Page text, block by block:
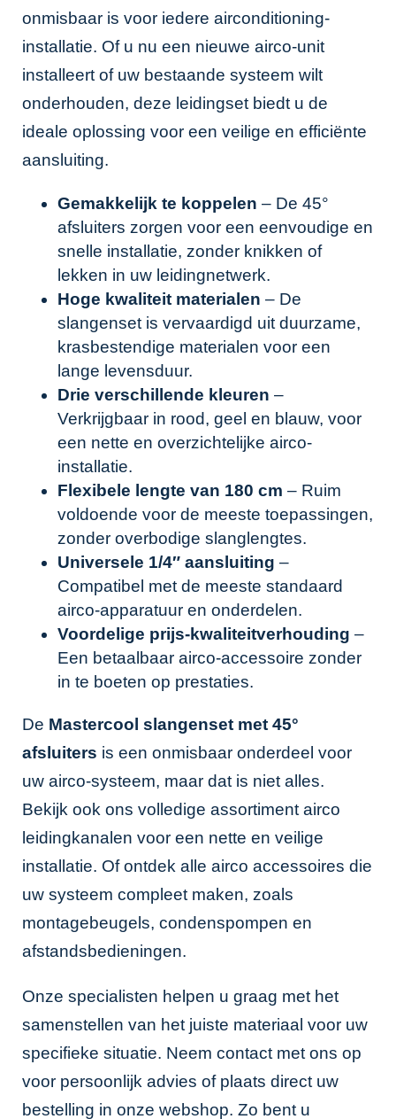
onmisbaar is voor iedere airconditioning-
installatie. Of u nu een nieuwe airco-unit
installeert of uw bestaande systeem wilt
onderhouden, deze leidingset biedt u de
ideale oplossing voor een veilige en efficiënte
aansluiting.
Gemakkelijk te koppelen – De 45°
afsluiters zorgen voor een eenvoudige en
snelle installatie, zonder knikken of
lekken in uw leidingnetwerk.
Hoge kwaliteit materialen – De
slangenset is vervaardigd uit duurzame,
krasbestendige materialen voor een
lange levensduur.
Drie verschillende kleuren –
Verkrijgbaar in rood, geel en blauw, voor
een nette en overzichtelijke airco-
installatie.
Flexibele lengte van 180 cm – Ruim
voldoende voor de meeste toepassingen,
zonder overbodige slanglengtes.
Universele 1/4″ aansluiting –
Compatibel met de meeste standaard
airco-apparatuur en onderdelen.
Voordelige prijs-kwaliteitverhouding –
Een betaalbaar airco-accessoire zonder
in te boeten op prestaties.
De Mastercool slangenset met 45°
afsluiters is een onmisbaar onderdeel voor
uw airco-systeem, maar dat is niet alles.
Bekijk ook ons volledige assortiment airco
leidingkanalen voor een nette en veilige
installatie. Of ontdek alle airco accessoires die
uw systeem compleet maken, zoals
montagebeugels, condenspompen en
afstandsbedieningen.
Onze specialisten helpen u graag met het
samenstellen van het juiste materiaal voor uw
specifieke situatie. Neem contact met ons op
voor persoonlijk advies of plaats direct uw
bestelling in onze webshop. Zo bent u